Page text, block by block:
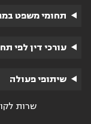
תחומי משפט
עורכי דין לפי
שיתופי פעולה
שרות